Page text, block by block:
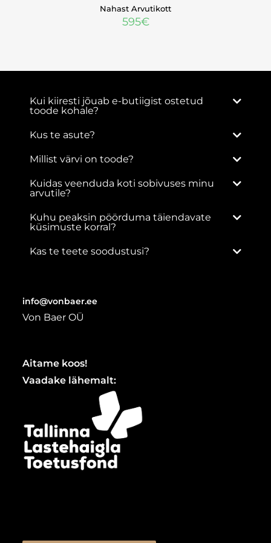
Nahast Arvutikott
595€
Kui kiiresti jõuab e-butiigist ostetud
toode kohale?
Kus te asute?
Millist värvi on toode?
Kuidas veenduda koti sobivuses minu
arvutile?
Kuhu peaksin pöörduma täiendavate
küsimuste korral?
Kas te teete soodustusi?
info@vonbaer.ee
Von Baer OÜ
Aitame koos!
Vaadake lähemalt: